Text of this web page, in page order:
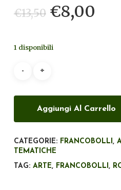
€13,50 Il
prezzo
originale
€8,00
1 disponibili
Aggiungi Al Carrello
CATEGORIE: FRANCOBOLLI ,
TEMATICHE
TAG: ARTE, FRANCOBOLLI ,